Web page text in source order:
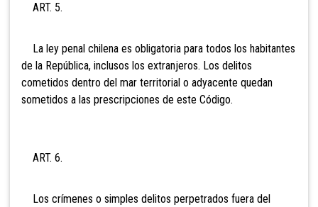
ART. 5.
La ley penal chilena es obligatoria para todos los habitantes
de la República, inclusos los extranjeros. Los delitos
cometidos dentro del mar territorial o adyacente quedan
sometidos a las prescripciones de este Código.
ART. 6.
Los crímenes o simples delitos perpetrados fuera del